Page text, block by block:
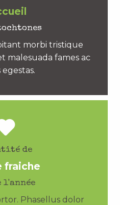
morbi tristique
malesuada fames ac
de
fraiche
l'année
Phasellus dolor